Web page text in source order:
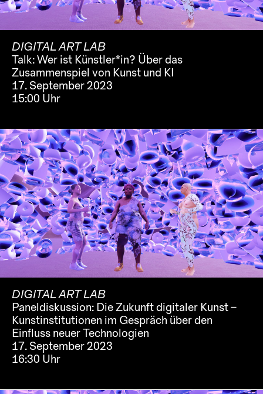
DIGITAL ART LAB
Talk: Wer ist Künstler*in? Über das
Zusammenspiel von Kunst und KI
17. September 2023
15:00 Uhr
DIGITAL ART LAB
Paneldiskussion: Die Zukunft digitaler Kunst –
Kunstinstitutionen im Gespräch über den
Einfluss neuer Technologien
17. September 2023
16:30 Uhr